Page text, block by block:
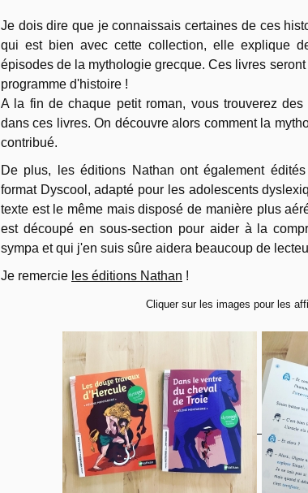
Je dois dire que je connaissais certaines de ces
qui est bien avec cette collection, elle explique
épisodes de la mythologie grecque. Ces livres
programme d'histoire !
A la fin de chaque petit roman, vous trouverez
dans ces livres. On découvre alors comment la
contribué.
De plus, les éditions Nathan ont également
format Dyscool, adapté pour les adolescents
texte est le même mais disposé de manière plus
est découpé en sous-section pour aider à la
sympa et qui j'en suis sûre aidera beaucoup de
Je remercie les éditions Nathan !
Cliquer sur les images pour les